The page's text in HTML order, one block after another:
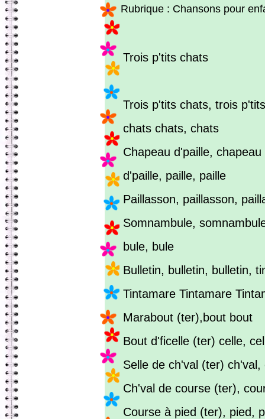
Rubrique : Chansons pour
Trois p'tits chats
Trois p'tits chats, trois
chats chats, chats
Chapeau d'paille,
d'paille, paille, paille
Paillasson, paillasson,
Somnambule,
bule, bule
Bulletin, bulletin, bulletin,
Tintamare Tintamare
Marabout (ter),bout bout
Bout d'ficelle (ter) celle,
Selle de ch'val (ter) ch'val,
Ch'val de course (ter),
Course à pied (ter), pied,